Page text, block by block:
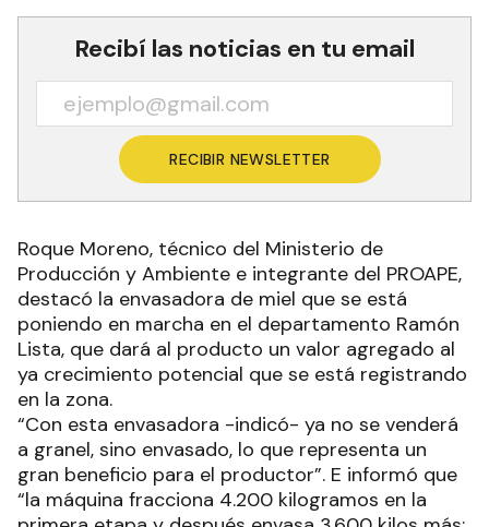
Recibí las noticias en tu email
RECIBIR NEWSLETTER
Roque Moreno, técnico del Ministerio de
Producción y Ambiente e integrante del PROAPE,
destacó la envasadora de miel que se está
poniendo en marcha en el departamento Ramón
Lista, que dará al producto un valor agregado al
ya crecimiento potencial que se está registrando
en la zona.
“Con esta envasadora -indicó- ya no se venderá
a granel, sino envasado, lo que representa un
gran beneficio para el productor”. E informó que
“la máquina fracciona 4.200 kilogramos en la